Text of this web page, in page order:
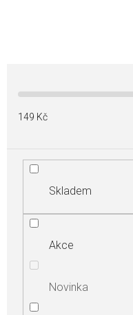
149 Kč
Skladem
Akce
Novinka